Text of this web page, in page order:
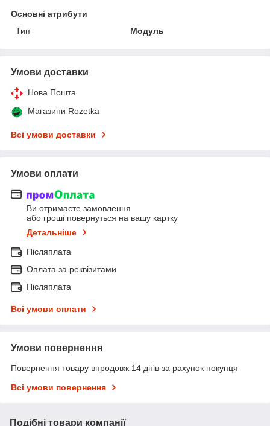
Основні атрибути
Тип
Модуль
Умови доставки
Нова Пошта
Магазини Rozetka
Всі умови доставки
Умови оплати
Ви отримаєте замовлення
або гроші повернуться на вашу картку
Детальніше
Післяплата
Оплата за реквізитами
Післяплата
Всі умови оплати
Умови повернення
Повернення товару впродовж 14 днів за рахунок покупця
Всі умови повернення
Подібні товари компанії